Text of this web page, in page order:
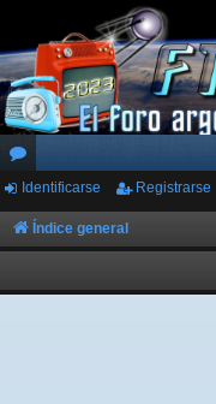
or
os
Identificarse Registrarse
Índice general